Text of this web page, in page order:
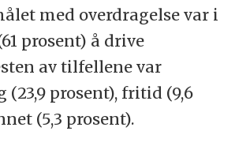
med overdragelse var i
prosent) å drive
av tilfellene var
prosent), fritid (9,6
(5,3 prosent).